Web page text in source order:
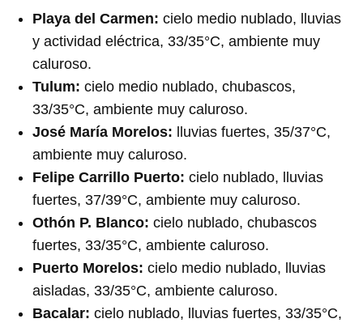
Playa del Carmen: cielo medio nublado, lluvias
y actividad eléctrica, 33/35°C, ambiente muy
caluroso.
Tulum: cielo medio nublado, chubascos,
33/35°C, ambiente muy caluroso.
José María Morelos: lluvias fuertes, 35/37°C,
ambiente muy caluroso.
Felipe Carrillo Puerto: cielo nublado, lluvias
fuertes, 37/39°C, ambiente muy caluroso.
Othón P. Blanco: cielo nublado, chubascos
fuertes, 33/35°C, ambiente caluroso.
Puerto Morelos: cielo medio nublado, lluvias
aisladas, 33/35°C, ambiente caluroso.
Bacalar: cielo nublado, lluvias fuertes, 33/35°C,